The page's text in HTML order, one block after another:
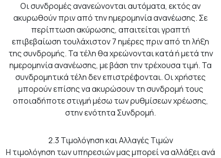
Οι συνδρομές ανανεώνονται αυτόματα, εκτός αν
ακυρωθούν πριν από την ημερομηνία ανανέωσης. Σε
περίπτωση ακύρωσης, απαιτείται γραπτή
επιβεβαίωση τουλάχιστον 7 ημέρες πριν από τη λήξη
της συνδρομής. Τα τέλη θα χρεώνονται κατά ή μετά την
ημερομηνία ανανέωσης, με βάση την τρέχουσα τιμή. Τα
συνδρομητικά τέλη δεν επιστρέφονται. Οι χρήστες
μπορούν επίσης να ακυρώσουν τη συνδρομή τους
οποιαδήποτε στιγμή μέσω των ρυθμίσεων χρέωσης,
στην ενότητα Συνδρομή.
2.3 Τιμολόγηση και Αλλαγές Τιμών
Η τιμολόγηση των υπηρεσιών μας μπορεί να αλλάξει ανά